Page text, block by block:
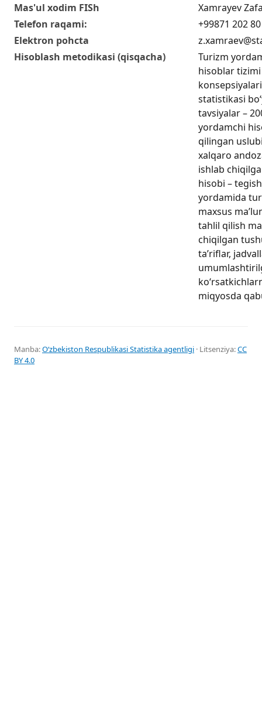
Mas'ul xodim FISh
Xamrayev
Telefon raqami:
+99871 202
Elektron pohcta
Hisoblash metodikasi (qisqacha)
Turizm
hisoblar tizimi
statistikasi
tavsiyalar –
yordamchi
qilingan
xalqaro
ishlab
hisobi –
yordamida
maxsus
tahlil qilish
chiqilgan
ta’riflar,
miqyosda
Manba:Oʻzbekiston Respublikasi Statistika agentligi · Litsenziya:CC
BY 4.0